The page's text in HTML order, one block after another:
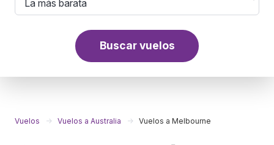
Buscar vuelos
Vuelos Vuelos a Australia Vuelos a Melbourne